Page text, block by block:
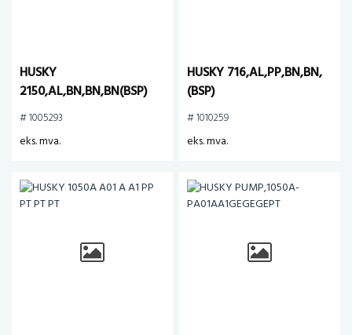
HUSKY
2150,AL,BN,BN,BN(BSP)
# 1005293
eks. mva.
HUSKY 716,AL,PP,BN,BN,
(BSP)
# 1010259
eks. mva.